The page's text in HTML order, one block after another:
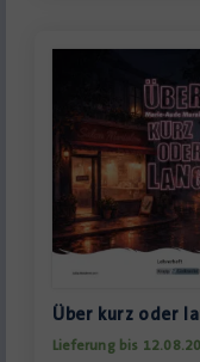
Über kurz oder
Lieferung bis